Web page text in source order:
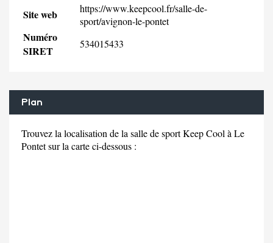
Site web
https://www.keepcool.fr/salle-de-
sport/avignon-le-pontet
Numéro
SIRET
534015433
Plan
Trouvez la localisation de la salle de sport Keep Cool à Le
Pontet sur la carte ci-dessous :